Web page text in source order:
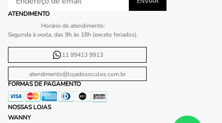
ATENDIMENTO
Horário de atendimento:
Segunda à sexta, das 9h às 18h (exceto feriados).
11 99413 9913
atendimento@lojadosoculos.com.br
FORMAS DE PAGAMENTO
NOSSAS LOJAS
WANNY